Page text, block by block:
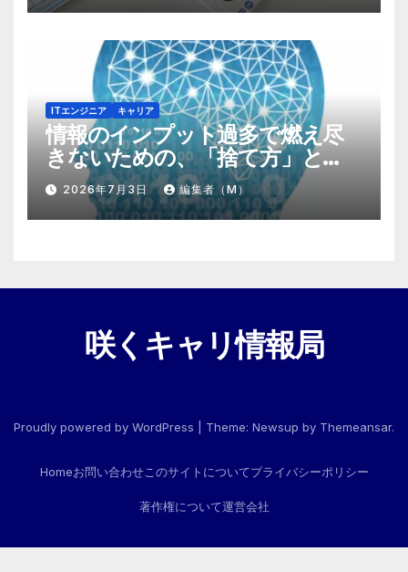
ITエンジニア キャリア
情報のインプット過多で燃え尽
きないための、「捨て方」と
「情報の絞り方」
2026年7月3日 編集者（M）
咲くキャリ情報局
Proudly powered by WordPress Theme: Newsup by Themeansar.
Homeお問い合わせこのサイトについてプライバシーポリシー
著作権について運営会社